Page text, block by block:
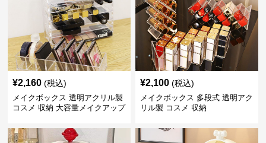
¥2,160 (税込)
メイクボックス 透明アクリル製
コスメ 収納 大容量メイクアップ
¥2,100 (税込)
メイクボックス 多段式 透明アク
リル製 コスメ 収納